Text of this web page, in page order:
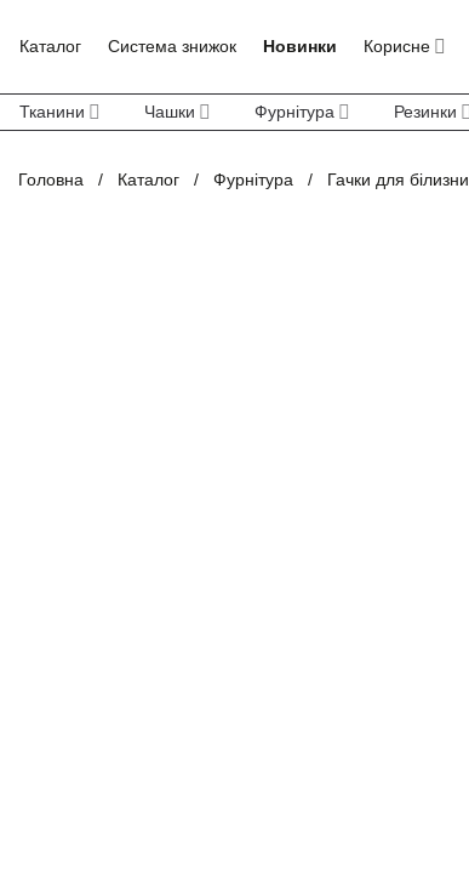
Каталог Система знижок Новинки Корисне
Тканини Чашки Фурнітура Резинки
Головна / Каталог / Фурнітура / Гачки для білизни